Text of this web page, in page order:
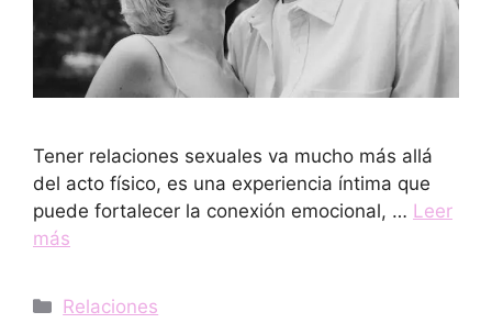
Tener relaciones sexuales va mucho más allá
del acto físico, es una experiencia íntima que
puede fortalecer la conexión emocional, … Leer
más
Categorías
Relaciones